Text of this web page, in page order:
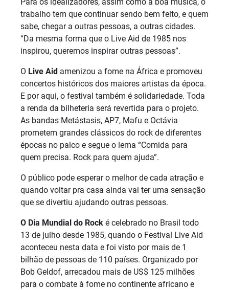
trabalho tem que continuar sendo bem feito, e quem
sabe, chegar a outras pessoas, a outras cidades.
“Da mesma forma que o Live Aid de 1985 nos
inspirou, queremos inspirar outras pessoas”.
O Live Aid amenizou a fome na África e promoveu
concertos históricos dos maiores artistas da época.
E por aqui, o festival também é solidariedade. Toda
a renda da bilheteria será revertida para o projeto.
As bandas Metástasis, AP7, Mafu e Octávia
prometem grandes clássicos do rock de diferentes
épocas no palco e segue o lema “Comida para
quem precisa. Rock para quem ajuda”.
O público pode esperar o melhor de cada atração e
quando voltar pra casa ainda vai ter uma sensação
que se divertiu ajudando outras pessoas.
O Dia Mundial do Rock é celebrado no Brasil todo
13 de julho desde 1985, quando o Festival Live Aid
aconteceu nesta data e foi visto por mais de 1
bilhão de pessoas de 110 países. Organizado por
Bob Geldof, arrecadou mais de US$ 125 milhões
para o combate à fome no continente africano e